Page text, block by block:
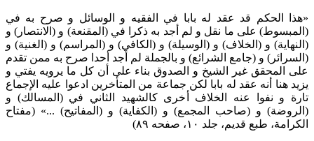
«هذا الحكم قد عقد له بابا في الفقيه و الوسائل و صرح به في
(المبسوط) على ما نقل و لم أجد به ذكرا في (المقنعة) و (الانتصار) و
(النهاية) و (الخلاف) و (الوسيلة) و (الكافي) و (المراسم) و (الغنية) و
(السرائر) و (جامع الشرائع) و بالجملة لم أجد أحدا صرح به ممن تقدم
على المحقق غير الشيخ و الصدوق بناء على أن كل ما يرويه يفتي و
يزيد هنا أنه عقد له بابا لكن جماعة من المتأخرين ادعوا عليه الإجماع
تارة و نفوا عنه الخلاف أخرى كالشهيد الثاني في (المسالك) و
(الروضة) و (صاحب المجمع) و (الكفاية) و (المفاتيح) ...» (مفتاح
الکرامة، طبع قدیم، جلد ۱۰، صفحه ۸۹)